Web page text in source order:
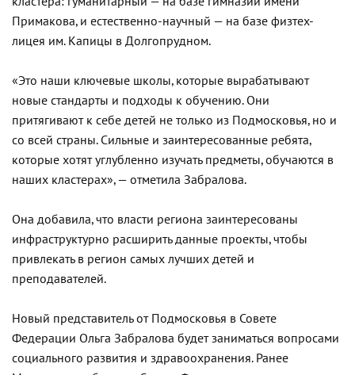
Примакова, и естественно-научный — на базе физтех-
лицея им. Капицы в Долгопрудном.
«Это наши ключевые школы, которые вырабатывают
новые стандарты и подходы к обучению. Они
притягивают к себе детей не только из Подмосковья, но и
со всей страны. Сильные и заинтересованные ребята,
которые хотят углубленно изучать предметы, обучаются в
наших кластерах», — отметила Забралова.
Она добавила, что власти региона заинтересованы
инфраструктурно расширить данные проекты, чтобы
привлекать в регион самых лучших детей и
преподавателей.
Новый представитель от Подмосковья в Совете
Федерации Ольга Забралова будет заниматься вопросами
социального развития и здравоохранения. Ранее